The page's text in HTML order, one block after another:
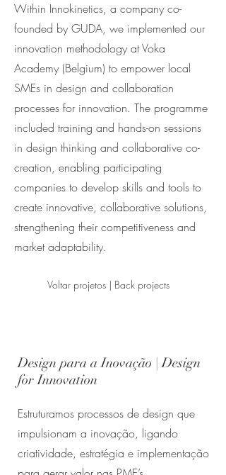
Within Innokinetics, a company co-
founded by GUDA, we implemented our
innovation methodology at Voka
Academy (Belgium) to empower local
SMEs in design and collaboration
processes for innovation. The programme
included training and hands-on sessions
in design thinking and collaborative co-
creation, enabling participating
companies to develop skills and tools to
create innovative, collaborative solutions,
strengthening their competitiveness and
market adaptability.
Voltar projetos | Back projects
Design para a Inovação | Design
for Innovation
Estruturamos processos de design que
impulsionam a inovação, ligando
criatividade, estratégia e implementação